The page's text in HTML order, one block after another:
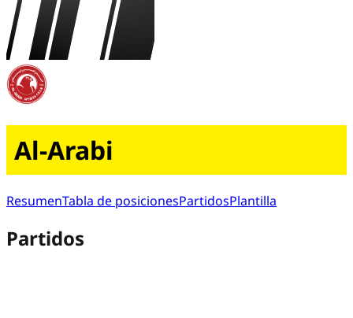
Al-Arabi
ResumenTabla de posicionesPartidosPlantilla
Partidos